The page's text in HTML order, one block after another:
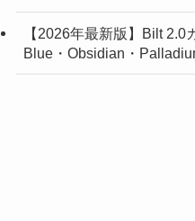
【2026年最新版】Bilt 2.0
Blue・Obsidian・